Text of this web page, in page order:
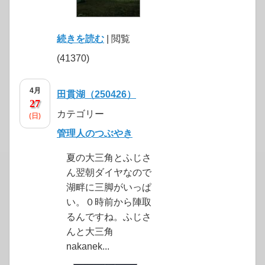
続きを読む | 閲覧
(41370)
4月
27
(日)
田貫湖（250426）
カテゴリー
管理人のつぶやき
夏の大三角とふじさ
ん翌朝ダイヤなので
湖畔に三脚がいっぱ
い。０時前から陣取
るんですね。ふじさ
んと大三角
nakanek...